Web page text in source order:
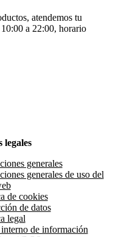
atendemos tu
a 22:00, horario
legales
generales
generales de uso del
de cookies
de datos
legal
de información